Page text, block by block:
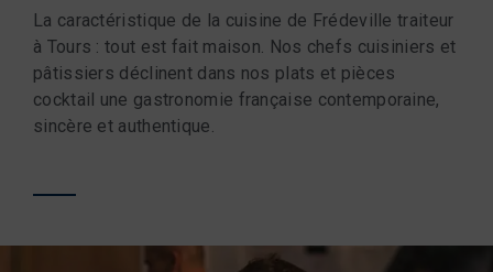
La caractéristique de la cuisine de Frédeville traiteur
à Tours : tout est fait maison. Nos chefs cuisiniers et
pâtissiers déclinent dans nos plats et pièces
cocktail une gastronomie française contemporaine,
sincère et authentique.